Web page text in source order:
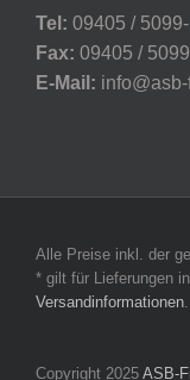
Tel: 09405 /
Fax: 09405 /
E-Mail:
Alle Preise inkl. der
* gilt für Lieferungen
Versandinformationen.
Copyright 2025 ASB-